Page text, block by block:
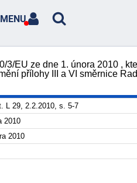
3/EU ze dne 1. února 2010 ,
přílohy III a VI směrnice
L 29, 2.2.2010, s. 5-7
2010
2010
MENU